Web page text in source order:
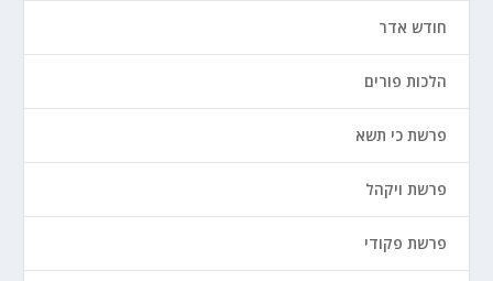
חודש אדר
הלכות פורים
פרשת כי תשא
פרשת ויקהל
פרשת פקודי